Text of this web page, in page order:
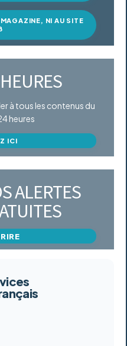
NI AU SITE
à tous les contenus du
heures
ICI
ALERTES